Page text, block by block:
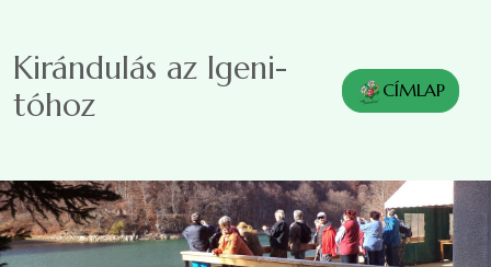
Kirándulás az Igeni-
tóhoz
CÍMLAP